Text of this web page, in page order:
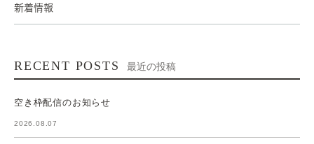
新着情報
RECENT POSTS 最近の投稿
空き枠配信のお知らせ
2026.08.07